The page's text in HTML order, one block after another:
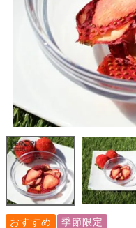
おすすめ
季節限定